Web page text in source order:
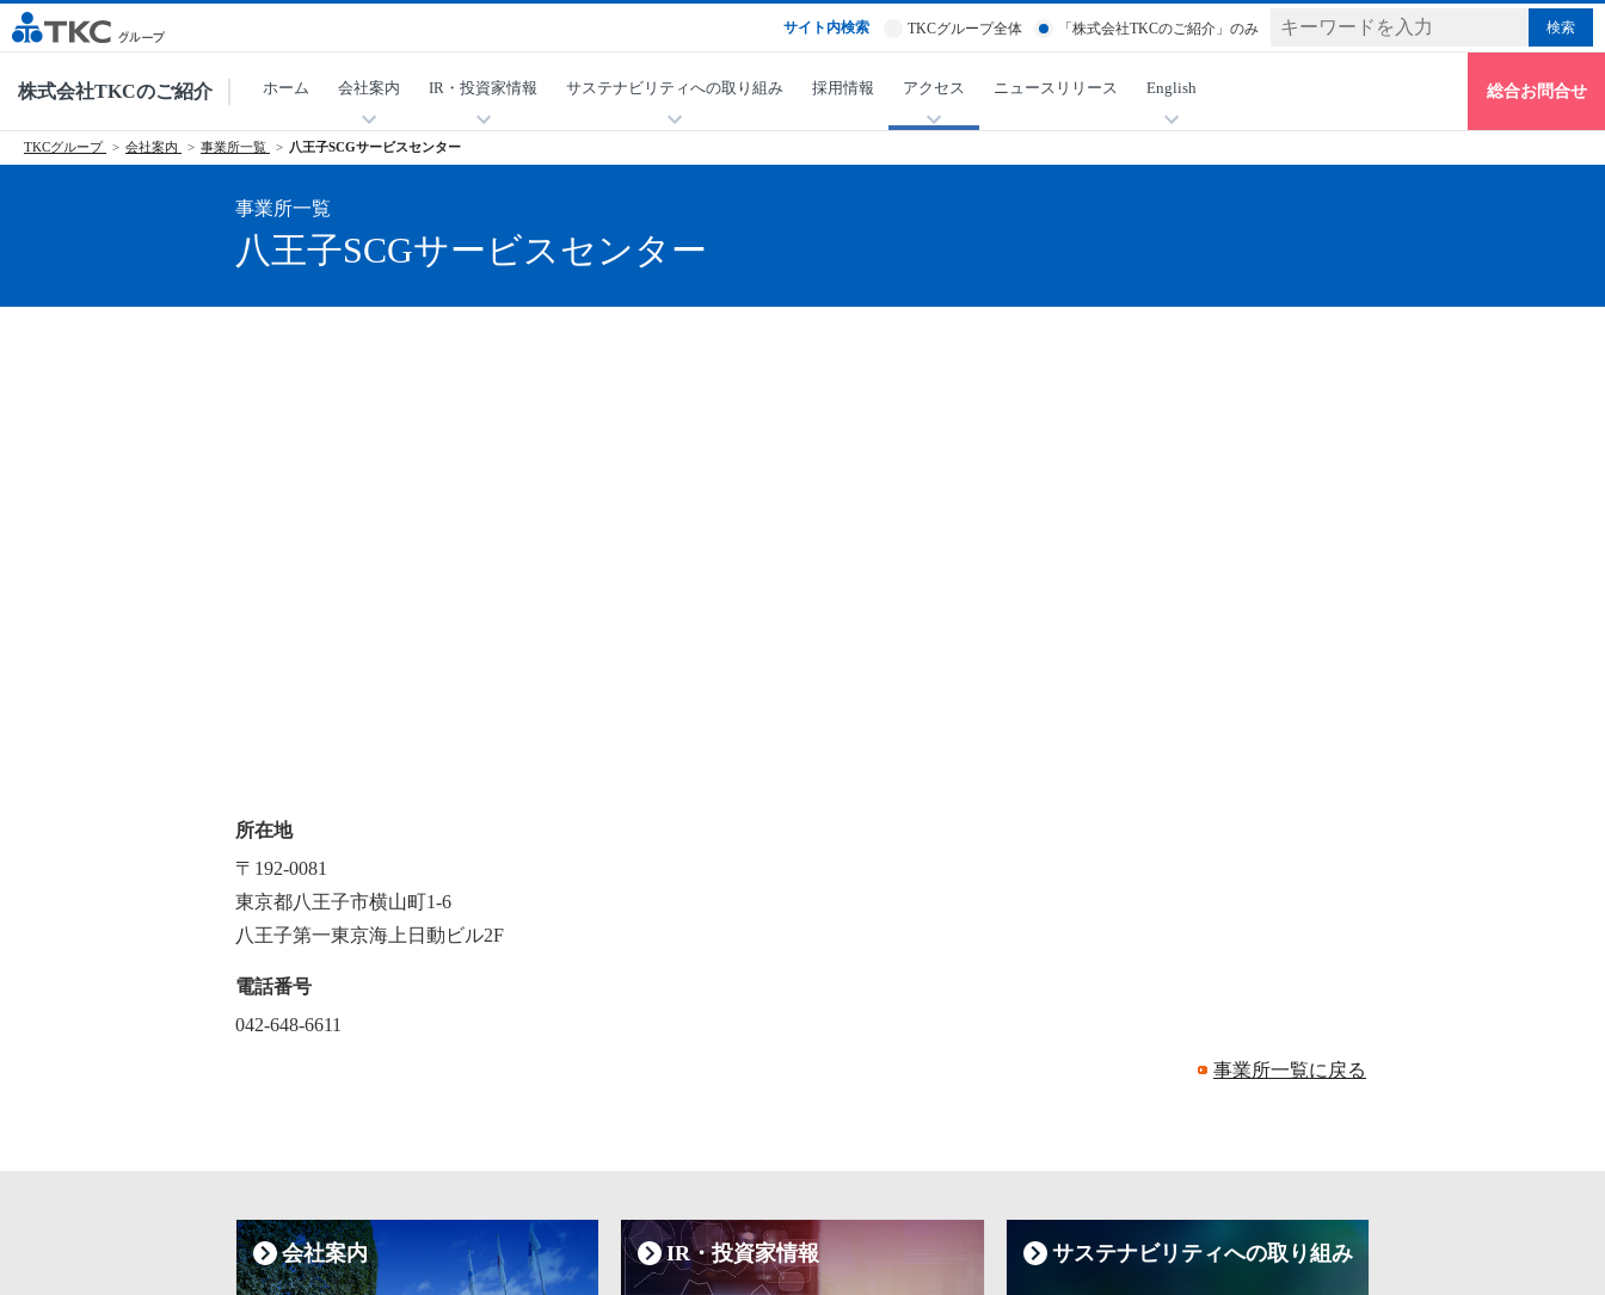
サイト内検索 TKCグループ全体 「株式会社TKCのご紹介」のみ
株式会社TKCのご紹介 ホーム 会社案内 IR・投資家情報 サステナビリティへの取り組み 採用情報 アクセス ニュースリリース English 総合お問合せ
TKCグループ 会社案内 事業所一覧 八王子SCGサービスセンター
事業所一覧
八王子SCGサービスセンター
所在地
〒192-0081
東京都八王子市横山町1-6
八王子第一東京海上日動ビル2F
電話番号
042-648-6611
事業所一覧に戻る
会社案内 IR・投資家情報 サステナビリティへの取り組み